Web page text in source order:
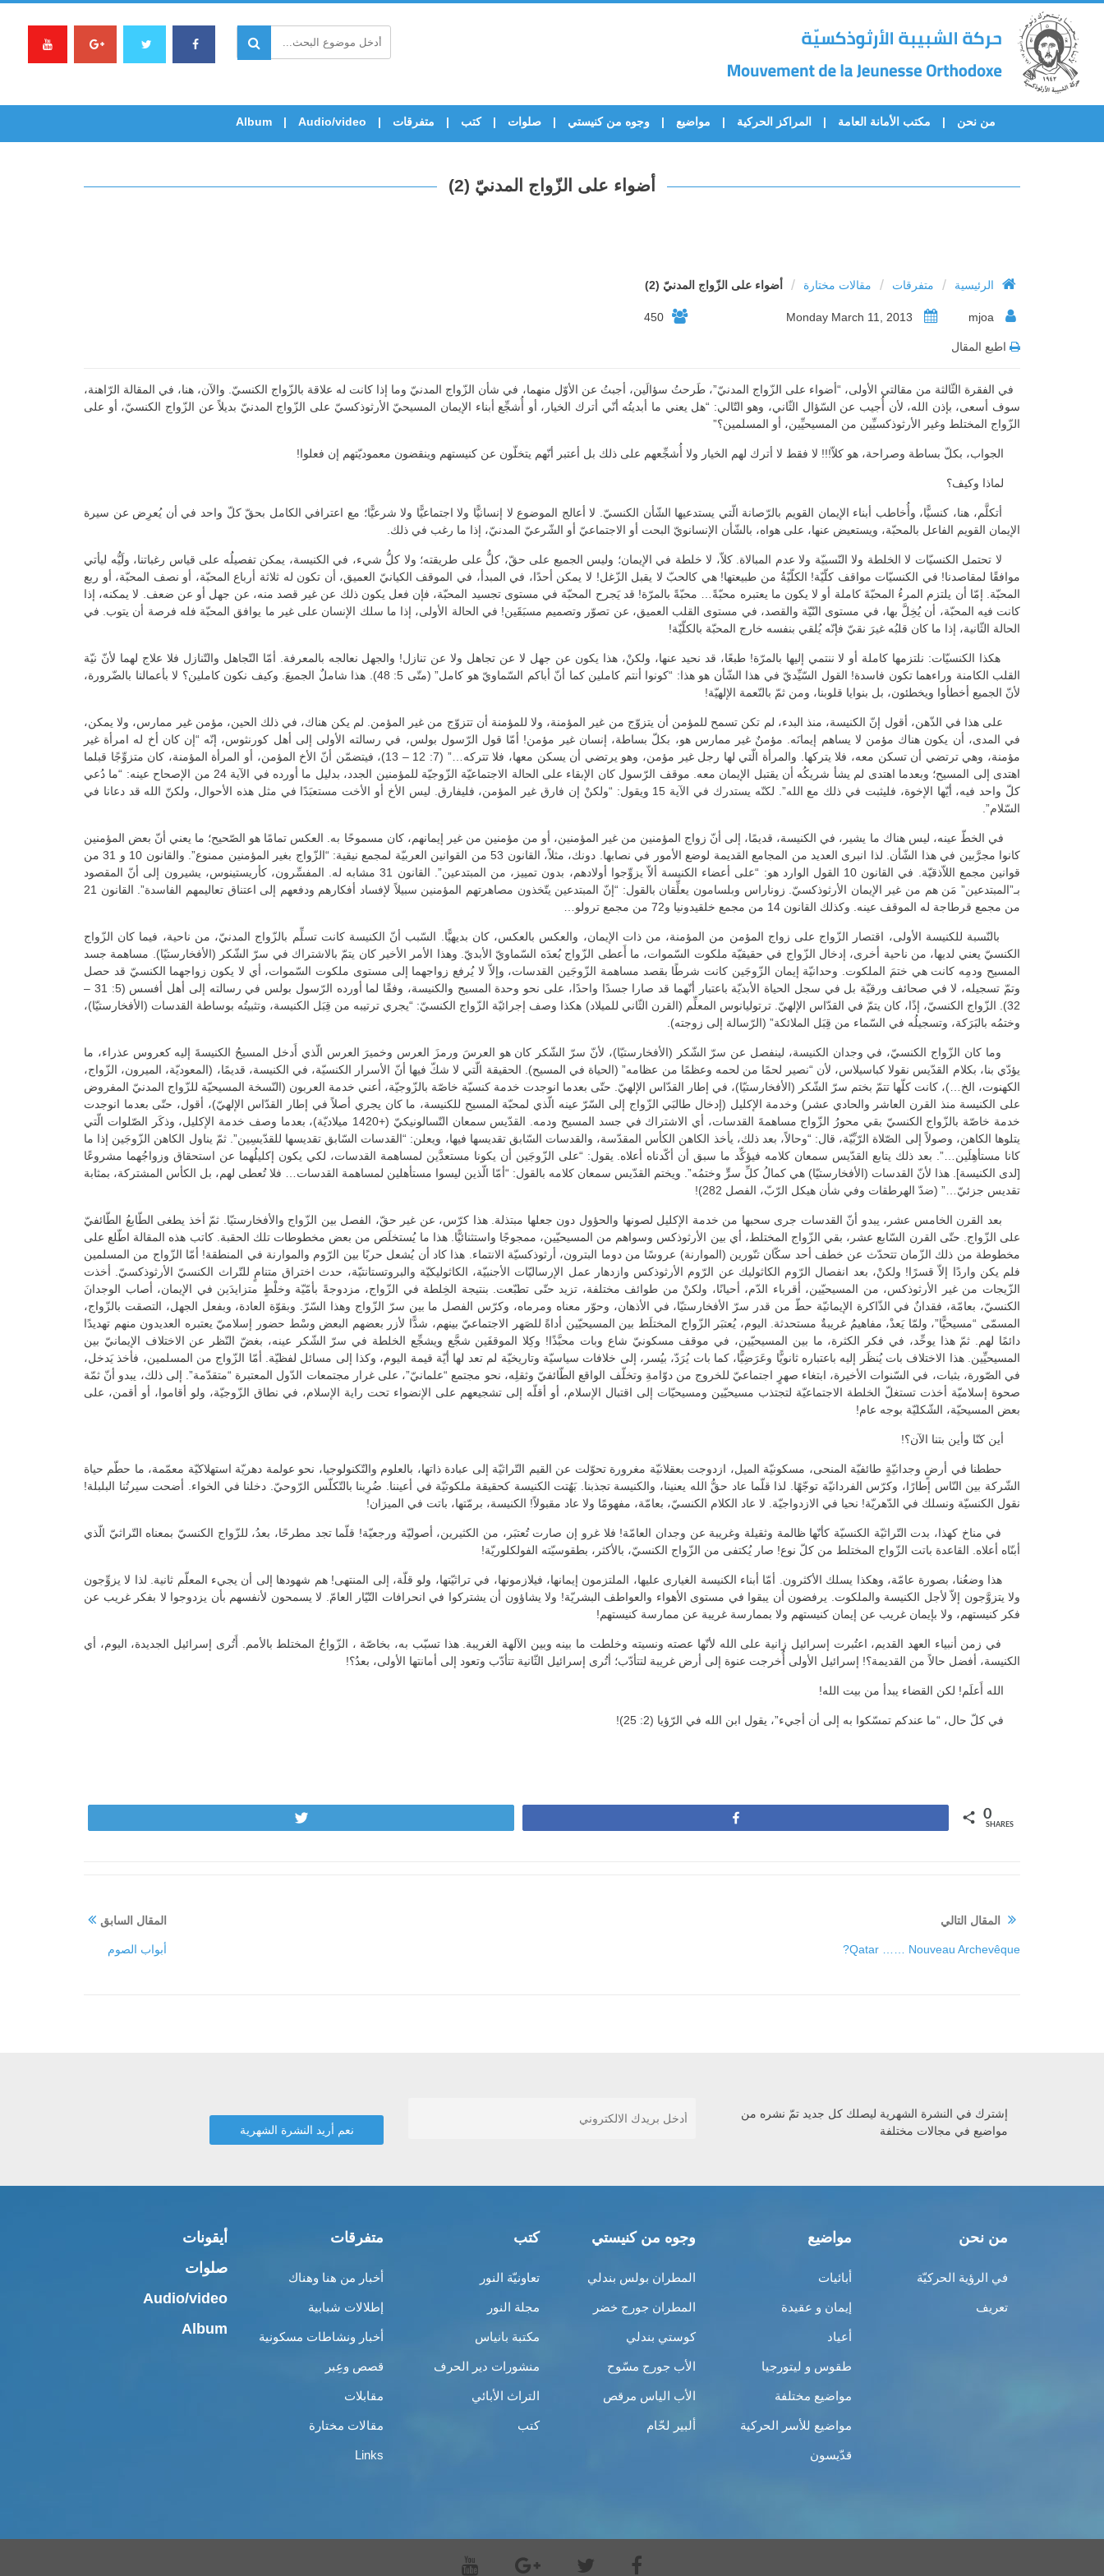
من نحن مكتب الأمانة العامة المراكز الحركية مواضيع وجوه من كنيستي صلوات كتب متفرقات Audio/video
Album
أضواء على الزّواج المدنيّ (2)
الرئيسية / متفرقات / مقالات مختارة / أضواء على الزّواج المدنيّ (2)
450
اطبع المقال
في الفقرة الثّالثة من مقالتي الأولى، “أضواء على الزّواج المدنيّ”، طَرحتُ سؤالَين، أجبتُ عن الأوّل منهما، في شأن الزّواج المدنيّ وما إذا كانت له علاقة بالزّواج الكنسيّ. والآن، هنا، في المقالة الرّاهنة،
سوف أسعى، بإذن الله، لأن أُجيب عن السّؤال الثّاني، وهو التّالي: “هل يعني ما أبديتُه أنّي أترك الخيار، أو أُشجِّع أبناء الإيمان المسيحيّ الأرثوذكسيّ على الزّواج المدنيّ بديلاً عن الزّواج الكنسيّ، أو على
الزّواج المختلط وغير الأرثوذكسيِّين من المسيحيِّين، أو المسلمين؟”
الجواب، بكلّ بساطة وصراحة، هو كلاّ!!! لا فقط لا أترك لهم الخيار ولا أُشجِّعهم على ذلك بل أعتبر أنّهم يتخلّون عن كنيستهم وينقضون معموديّتهم إن فعلوا!
لماذا وكيف؟
أتكلَّم، هنا، كنسيًّا، وأُخاطب أبناء الإيمان القويم بالرّصانة الّتي يستدعيها الشّأن الكنسيّ. لا أعالج الموضوع لا إنسانيًّا ولا اجتماعيًّا ولا شرعيًّا؛ مع اعترافي الكامل بحقّ كلّ واحد في أن يُعرِض عن سيرة
الإيمان القويم الفاعل بالمحبّة، ويستعيض عنها، على هواه، بالشّأن الإنسانويّ البحت أو الاجتماعيّ أو الشّرعيّ المدنيّ، إذا ما رغب في ذلك.
لا تحتمل الكنسيّات لا الخلطة ولا النّسبيّة ولا عدم المبالاة. كلاّ، لا خلطة في الإيمان؛ وليس الجميع على حقّ، كلٌّ على طريقته؛ ولا كلُّ شيء، في الكنيسة، يمكن تفصيلُه على قياس رغباتنا، ولَيُّه ليأتي
موافقًا لمقاصدنا! في الكنسيّات مواقف كلّيّة! الكلّيّةُ من طبيعتها! هي كالحبّ لا يقبل الزّغل! لا يمكن أحدًا، في المبدأ، في الموقف الكيانيّ العميق، أن تكون له ثلاثة أرباع المحبّة، أو نصف المحبّة، أو ربع
المحبّة. إمّا أن يلتزم المرءُ المحبّةَ كاملة أو لا يكون ما يعتبره محبّةً… محبّةً بالمرّة! قد يَجرح المحبّة في مستوى تجسيد المحبّة، فإن فعل يكون ذلك عن غير قصد منه، عن جهل أو عن ضعف. لا يمكنه، إذا
كانت فيه المحبّة، أن يُخِلَّ بها، في مستوى النّيّة والقصد، في مستوى القلب العميق، عن تصوّر وتصميم مسبَقَين! في الحالة الأولى، إذا ما سلك الإنسان على غير ما يوافق المحبّة فله فرصة أن يتوب. في
الحالة الثّانية، إذا ما كان قلبُه غيرَ نقيّ فإنّه يُلقي بنفسه خارج المحبّة بالكلّيّة!
هكذا الكنسيّات: نلتزمها كاملة أو لا ننتمي إليها بالمرّة! طبعًا، قد نحيد عنها، ولكنْ، هذا يكون عن جهل لا عن تجاهل ولا عن تنازل! والجهل نعالجه بالمعرفة. أمّا التّجاهل والتّنازل فلا علاج لهما لأنّ نيّة
القلب الكامنة وراءهما تكون فاسدة! القول السّيِّديّ في هذا الشّأن هو هذا: “كونوا أنتم كاملين كما أنّ أباكم السّماويّ هو كامل” (متّى 5: 48). هذا شاملٌ الجميعَ. وكيف نكون كاملين؟ لا بأعمالنا بالضّرورة،
لأنّ الجميع أخطأوا ويخطئون، بل بنوايا قلوبنا، ومن ثمّ بالنّعمة الإلهيّة!
على هذا في الذّهن، أقول إنّ الكنيسة، منذ البدء، لم تكن تسمح للمؤمن أن يتزوّج من غير المؤمنة، ولا للمؤمنة أن تتزوّج من غير المؤمن. لم يكن هناك، في ذلك الحين، مؤمن غير ممارس، ولا يمكن،
في المدى، أن يكون هناك مؤمن لا يساهم إيمانَه. مؤمنٌ غير ممارس هو، بكلّ بساطة، إنسان غير مؤمن! أمّا قول الرّسول بولس، في رسالته الأولى إلى أهل كورنثوس، إنّه “إن كان أخ له امرأة غير
مؤمنة، وهي ترتضي أن تسكن معه، فلا يتركها. والمرأة الّتي لها رجل غير مؤمن، وهو يرتضي أن يسكن معها، فلا تتركه…” (7: 12 – 13)، فيتضمّن أنّ الأخ المؤمن، أو المرأة المؤمنة، كان متزوِّجًا قبلما
اهتدى إلى المسيح؛ وبعدما اهتدى لم يشأ شريكُه أن يقتبل الإيمان معه. موقف الرّسول كان الإبقاء على الحالة الاجتماعيّة الزّوجيّة للمؤمنين الجدد، بدليل ما أورده في الآية 24 من الإصحاح عينه: “ما دُعي
كلّ واحد فيه، أيّها الإخوة، فليثبت في ذلك مع الله”. لكنّه يستدرك في الآية 15 ويقول: “ولكنْ إن فارق غير المؤمن، فليفارق. ليس الأخ أو الأخت مستعبَدًا في مثل هذه الأحوال، ولكنّ الله قد دعانا في
السّلام”.
في الخطّ عينه، ليس هناك ما يشير، في الكنيسة، قديمًا، إلى أنّ زواج المؤمنين من غير المؤمنين، أو من مؤمنين من غير إيمانهم، كان مسموحًا به. العكس تمامًا هو الصّحيح؛ ما يعني أنّ بعض المؤمنين
كانوا مجرَّبين في هذا الشّأن. لذا انبرى العديد من المجامع القديمة لوضع الأمور في نصابها. دونك، مثلاً، القانون 53 من القوانين العربيّة لمجمع نيقية: “الزّواج بغير المؤمنين ممنوع”. والقانون 10 و 31 من
قوانين مجمع اللاّذقيّة. في القانون 10 القول الوارد هو: “على أعضاء الكنيسة ألاّ يزوِّجوا أولادهم، بدون تمييز، من المبتدعين”. القانون 31 مشابه له. المفسِّرون، كأريستينوس، يشيرون إلى أنّ المقصود
بـ”المبتدعين” مَن هم من غير الإيمان الأرثوذكسيّ. زوناراس وبلسامون يعلِّقان بالقول: “إنّ المبتدعين يتّخذون مصاهرتهم المؤمنين سبيلاً لإفساد أفكارهم ودفعهم إلى اعتناق تعاليمهم الفاسدة”. القانون 21
من مجمع قرطاجة له الموقف عينه. وكذلك القانون 14 من مجمع خلقيدونيا و72 من مجمع ترولو…
بالنّسبة للكنيسة الأولى، اقتصار الزّواج على زواج المؤمن من المؤمنة، من ذات الإيمان، والعكس بالعكس، كان بديهيًّا. السّبب أنّ الكنيسة كانت تسلِّم بالزّواج المدنيّ، من ناحية، فيما كان الزّواج
الكنسيّ يعني لديها، من ناحية أخرى، إدخال الزّواج في حقيقيّة ملكوت السّموات، ما أَعطى الزّواج بُعدَه السّماويّ الأبديّ. وهذا الأمر الأخير كان يتمّ بالاشتراك في سرّ الشّكر (الأفخارستيّا). مساهمة جسد
المسيح ودمِه كانت هي ختمَ الملكوت. وحدانيّة إيمان الزّوجَين كانت شرطًا بقصد مساهمة الزّوجَين القدسات، وإلاّ لا يُرفع زواجهما إلى مستوى ملكوت السّموات، أي لا يكون زواجهما الكنسيّ قد حصل
وتمّ تسجيله، لا في صحائف ورقيّة بل في سجل الحياة الأبديّة باعتبار أنّهما قد صارا جسدًا واحدًا، على نحو وحدة المسيح والكنيسة، وفقًا لما أورده الرّسول بولس في رسالته إلى أهل أفسس (5: 31 –
32). الزّواج الكنسيّ، إذًا، كان يتمّ في القدّاس الإلهيّ. ترتوليانوس المعلِّم (القرن الثّاني للميلاد) هكذا وصف إجرائيّة الزّواج الكنسيّ: “يجري ترتيبه من قِبَل الكنيسة، وتثبيتُه بوساطة القدسات (الأفخارستيّا)،
وختمُه بالبَرَكة، وتسجيلُه في السّماء من قِبَل الملائكة” (الرّسالة إلى زوجته).
وما كان الزّواج الكنسيّ، في وجدان الكنيسة، لينفصل عن سرّ الشّكر (الأفخارستيّا)، لأنّ سرّ الشّكر كان هو العرسَ ورمزَ العرس وخميرَ العرس الّذي أَدخل المسيحُ الكنيسةَ إليه كعروس عذراء، ما
يؤدّي بنا، بكلام القدّيس نقولا كباسيلاس، لأن “نصير لحمًا من لحمه وعظمًا من عظامه” (الحياة في المسيح). الحقيقة الّتي لا شكّ فيها أنّ الأسرار الكنسيّة، في الكنيسة، قديمًا، (المعوديّة، الميرون، الزّواج،
الكهنوت، الخ…)، كانت كلّها تتمّ بختم سرّ الشّكر (الأفخارستيّا)، في إطار القدّاس الإلهيّ. حتّى بعدما انوجدت خدمة كنسيّة خاصّة بالزّوجيّة، أعني خدمة العربون (النّسخة المسيحيّة للزّواج المدنيّ المفروض
على الكنيسة منذ القرن العاشر والحادي عشر) وخدمة الإكليل (إدخال طالبَي الزّواج إلى السّرّ عينه الّذي لمحبّة المسيح للكنيسة، ما كان يجري أصلاً في إطار القدّاس الإلهيّ)، أقول، حتّى بعدما انوجدت
خدمة خاصّة بالزّواج الكنسيّ بقي محورُ الزّواج مساهمةَ القدسات، أي الاشتراك في جسد المسيح ودمه. القدّيس سمعان التّسالونيكيّ (+1420 ميلاديّة)، بعدما وصف خدمة الإكليل، وذكَر الصّلوات الّتي
يتلوها الكاهن، وصولاً إلى الصّلاة الرّبِّيّة، قال: “وحالاً، بعد ذلك، يأخذ الكاهن الكأس المقدّسة، والقدسات السّابق تقديسها فيها، ويعلن: “القدسات السّابق تقديسها للقدّيسِين”. ثمّ يناول الكاهن الزّوجَين إذا ما
كانا مستأهِلَين…”. بعد ذلك يتابع القدّيس سمعان كلامه فيؤكِّد ما سبق أن أكّدناه أعلاه. يقول: “على الزّوجَين أن يكونا مستعدَّين لمساهمة القدسات، لكي يكون إكليلُهما عن استحقاق وزواجُهما مشروعًا
[لدى الكنيسة]. هذا لأنّ القدسات (الأفخارستيّا) هي كمالُ كلِّ سرٍّ وختمُه”. ويختم القدّيس سمعان كلامه بالقول: “أمّا الّذين ليسوا مستأهلين لمساهمة القدسات… فلا تُعطى لهم، بل الكأس المشتركة، بمثابة
تقديس جزئيّ…” (ضدّ الهرطقات وفي شأن هيكل الرّبّ، الفصل 282)!
بعد القرن الخامس عشر، يبدو أنّ القدسات جرى سحبها من خدمة الإكليل لصونها والحؤول دون جعلها مبتذلة. هذا كرّس، عن غير حقّ، الفصل بين الزّواج والأفخارستيّا. ثمّ أخذ يطغى الطّابعُ الطّائفيّ
على الزّواج. حتّى القرن السّابع عشر، بقي الزّواج المختلط، أي بين الأرثوذكس وسواهم من المسيحيّين، ممجوجًا واستثنائيًّا. هذا ما يُستخلَص من بعض مخطوطات تلك الحقبة. كاتب هذه المقالة اطّلع على
مخطوطة من ذلك الزّمان تتحدّث عن خطف أحد سكّان تنّورين (الموارنة) عروسًا من دوما البترون، أرثوذكسيّة الانتماء. هذا كاد أن يُشعل حربًا بين الرّوم والموارنة في المنطقة! أمّا الزّواج من المسلمين
فلم يكن واردًا إلاّ قسرًا! ولكنْ، بعد انفصال الرّوم الكاثوليك عن الرّوم الأرثوذكس وازدهار عمل الإرساليّات الأجنبيّة، الكاثوليكيّة والبروتستانتيّة، حدث اختراق متنامٍ للتّراث الكنسيّ الأرثوذكسيّ. أخذت
الزّيجات من غير الأرثوذكس، من المسيحيّين، أقرباء الدّم، أحيانًا، ولكنْ من طوائف مختلفة، تزيد حتّى تطبّعت. بنتيجة الخِلطة في الزّواج، مزدوجةً بأمّيّة وخلْطٍ متزايدَين في الإيمان، أصاب الوجدانَ
الكنسيّ، بعامّة، فقدانٌ في الذّاكرة الإيمانيّة حطّ من قدر سرّ الأفخارستيّا، في الأذهان، وحوّر معناه ومرماه، وكرّس الفصل ما بين سرّ الزّواج وهذا السّرّ. وبقوّة العادة، وبفعل الجهل، التصقت بالزّواج،
المسمّى “مسيحيًّا”، ولمّا يَعدْ، مفاهيمُ غريبةٌ مستحدثة. اليوم، يُعتبَر الزّواج المختلَط بين المسيحيّين أداةً للصَهر الاجتماعيّ بينهم، شدًّا لأزر بعضهم البعض وسْط حضور إسلاميّ يعتبره العديدون منهم تهديدًا
دائمًا لهم. ثمّ هذا يوحِّد، في فكر الكثرة، ما بين المسيحيّين، في موقف مسكونيّ شاع وبات محبَّذًا! وكِلا الموقفَين شجَّع ويشجِّع الخلطة في سرّ الشّكر عينه، بغضّ النّظر عن الاختلاف الإيمانيّ بين
المسيحيِّين. هذا الاختلاف بات يُنظَر إليه باعتباره ثانويًّا وعَرَضِيًّا، كما بات يُرَدّ، بيُسر، إلى خلافات سياسيّة وتاريخيّة لم تعد لها أيّة قيمة اليوم، وكذا إلى مسائل لفظيّة. أمّا الزّواج من المسلمين، فأخذ يَدخل،
في الصّورة، بثبات، في السّنوات الأخيرة، ابتغاء صهرٍ اجتماعيّ للخروج من دوّامةِ وتخلّف الواقع الطّائفيّ وثقلِه، نحو مجتمع “علمانيّ”، على غرار مجتمعات الدّول المعتبرة “متقدّمة”. إلى ذلك، يبدو أنّ ثمّة
صحوة إسلاميّة أخذت تستغلّ الخلطة الاجتماعيّة لتجتذب مسيحيّين ومسيحيّات إلى اقتبال الإسلام، أو أقلّه إلى تشجيعهم على الإنضواء تحت راية الإسلام، في نطاق الزّوجيّة، ولو أقاموا، أو أقمن، على
بعض المسيحيّة، الشّكليّة بوجه عام!
أين كنّا وأين بتنا الآن؟!
حططنا في أرضٍ وجدانيّةٍ طائفيّة المنحى، مسكونيّة الميل، ازدوجت بعقلانيّة مغرورة تحوّلت عن القيم التّراثيّة إلى عبادة ذاتها، بالعلوم والتّكنولوجيا، نحو عولمة دهريّة استهلاكيّة معمّمة، ما حطّم حياة
الشّركة بين النّاس إطارًا، وكرّس الفردانيّة توجّهًا. لذا قلّما عاد حقُّ الله يعنينا، والكنيسة تجذبنا. بَهُتت الكنيسة كحقيقة ملكوتيّة في أعيننا. ضُرِبنا بالتّكلّس الرّوحيّ. دخلنا في الخواء. أضحت سيرتُنا البلبلة!
نقول الكنسيّة ونسلك في الدّهريّة! نحيا في الازدواجيّة. لا عاد الكلام الكنسيّ، بعامّة، مفهومًا ولا عاد مقبولاً! الكنيسة، برمّتها، باتت في الميزان!
في مناخ كهذا، بدت التّراثيّة الكنسيّة كأنّها ظالمة وثقيلة وغريبة عن وجدان العامّة! فلا غرو إن صارت تُعتبَر، من الكثيرين، أصوليّة ورجعيّة! قلّما تجد مطرحًا، بعدُ، للزّواج الكنسيّ بمعناه التّراثيّ الّذي
أبنّاه أعلاه. القاعدة باتت الزّواج المختلط من كلّ نوع! صار يُكتفى من الزّواج الكنسيّ، بالأكثر، بطقوسيّته الفولكلوريّة!
هذا وضعُنا، بصورة عامّة، وهكذا يسلك الأكثرون. أمّا أبناء الكنيسة الغيارى عليها، الملتزمون إيمانها، فيلازمونها، في تراثيّتها، ولو قلّة، إلى المنتهى! هم شهودها إلى أن يجيء المعلّم ثانية. لذا لا يزوِّجون
ولا يتزوَّجون إلاّ لأجل الكنيسة والملكوت. يرفضون أن يبقوا في مستوى الأهواء والعواطف البشريّة! ولا يشاؤون أن يشتركوا في انحرافات التّيّار العامّ. لا يسمحون لأنفسهم بأن يزدوجوا لا بفكر غريب عن
فكر كنيستهم، ولا بإيمان غريب عن إيمان كنيستهم ولا بممارسة غريبة عن ممارسة كنيستهم!
في زمن أنبياء العهد القديم، اعتُبرت إسرائيل زانية على الله لأنّها عصته ونسيته وخلطت ما بينه وبين الآلهة الغريبة. هذا تسبّب به، بخاصّة ، الزّواجُ المختلط بالأمم. أَتُرى إسرائيل الجديدة، اليوم، أي
الكنيسة، أفضل حالاً من القديمة؟! إسرائيل الأولى أُخرجت عنوة إلى أرض غريبة لتتأدّب؛ أتُرى إسرائيل الثّانية تتأدّب وتعود إلى أمانتها الأولى، بعدُ؟!
الله أَعلَم! لكن القضاء يبدأ من بيت الله!
في كلّ حال، “ما عندكم تمسّكوا به إلى أن أجيء”، يقول ابن الله في الرّؤيا (2: 25)!
0
SHARES
المقال السابق
أبواب الصوم
المقال التالي
Qatar …… Nouveau Archevêque?
إشترك في النشرة الشهرية ليصلك كل جديد تمّ نشره من
مواضيع في مجالات مختلفة
من نحن
في الرؤية الحركيّة
تعريف
مواضيع
أبائيات
إيمان و عقيدة
أعياد
طقوس و ليتورجيا
مواضيع مختلفة
مواضيع للأسر الحركية
قدّيسون
وجوه من كنيستي
المطران بولس بندلي
المطران جورج خضر
كوستي بندلي
الأب جورج مسّوح
الأب الياس مرقص
ألبير لحّام
كتب
تعاونيّة النور
مجلة النور
مكتبة بانياس
منشورات دير الحرف
التراث الأبائي
كتب
متفرقات
أخبار من هنا وهناك
إطلالات شبابية
أخبار ونشاطات مسكونية
قصص وعِبر
مقابلات
مقالات مختارة
Links
أيقونات
صلوات
Audio/video
Album